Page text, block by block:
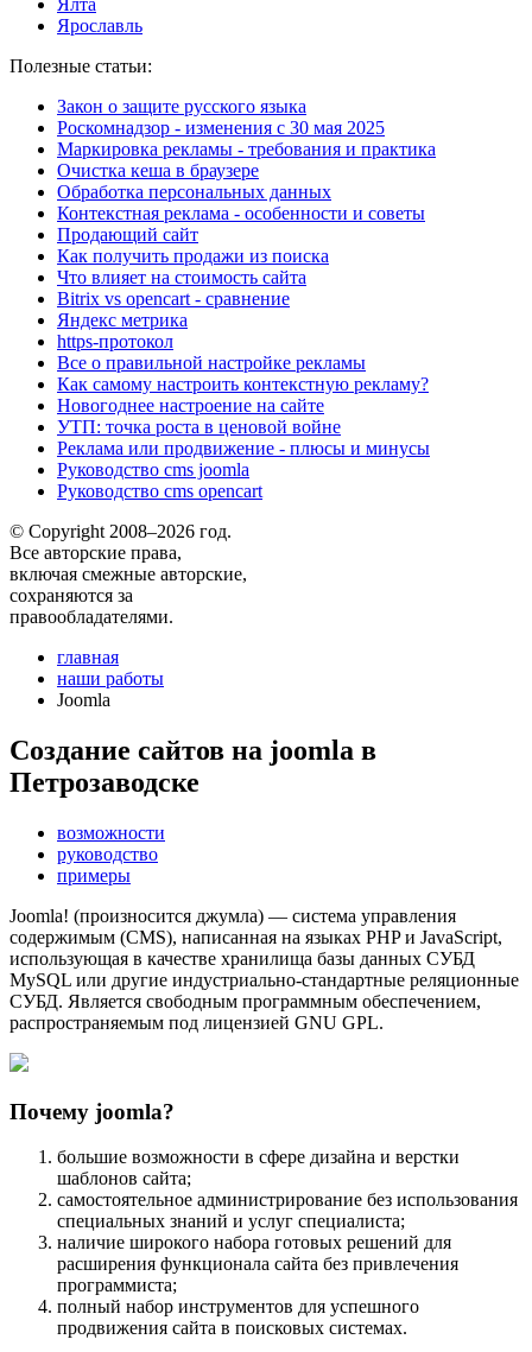
Ялта
Ярославль
Полезные статьи:
Закон о защите русского языка
Роскомнадзор - изменения с 30 мая 2025
Маркировка рекламы - требования и практика
Очистка кеша в браузере
Обработка персональных данных
Контекстная реклама - особенности и советы
Продающий сайт
Как получить продажи из поиска
Что влияет на стоимость сайта
Bitrix vs opencart - сравнение
Яндекс метрика
https-протокол
Все о правильной настройке рекламы
Как самому настроить контекстную рекламу?
Новогоднее настроение на сайте
УТП: точка роста в ценовой войне
Реклама или продвижение - плюсы и минусы
Руководство cms joomla
Руководство cms opencart
© Copyright 2008–2026 год.
Все авторские права,
включая смежные авторские,
сохраняются за
правообладателями.
главная
наши работы
Joomla
Создание сайтов на joomla в
Петрозаводске
возможности
руководство
примеры
Joomla! (произносится джумла) — система управления
содержимым (CMS), написанная на языках PHP и JavaScript,
использующая в качестве хранилища базы данных СУБД
MySQL или другие индустриально-стандартные реляционные
СУБД. Является свободным программным обеспечением,
распространяемым под лицензией GNU GPL.
Почему joomla?
большие возможности в сфере дизайна и верстки
шаблонов сайта;
самостоятельное администрирование без использования
специальных знаний и услуг специалиста;
наличие широкого набора готовых решений для
расширения функционала сайта без привлечения
программиста;
полный набор инструментов для успешного
продвижения сайта в поисковых системах.